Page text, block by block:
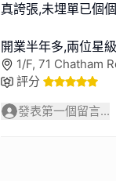
真誇張,未埋單已個
開業半年多,兩位星
1/F, 71 Chatham
評分
發表第一個留言...